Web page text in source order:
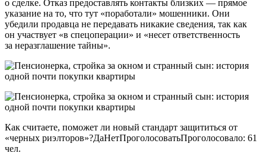
о сделке. Отказ предоставлять контакты близких — прямое
указание на то, что тут «поработали» мошенники. Они
убедили продавца не передавать никакие сведения, так как
он участвует «в спецоперации» и «несет ответственность
за неразглашение тайны».
Как считаете, поможет ли новый стандарт защититься от
«черных риэлторов»?ДаНетПроголосоватьПроголосовало: 61
чел.